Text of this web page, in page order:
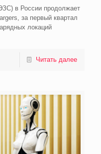
в России продолжает
за первый квартал
локаций
Читать далее